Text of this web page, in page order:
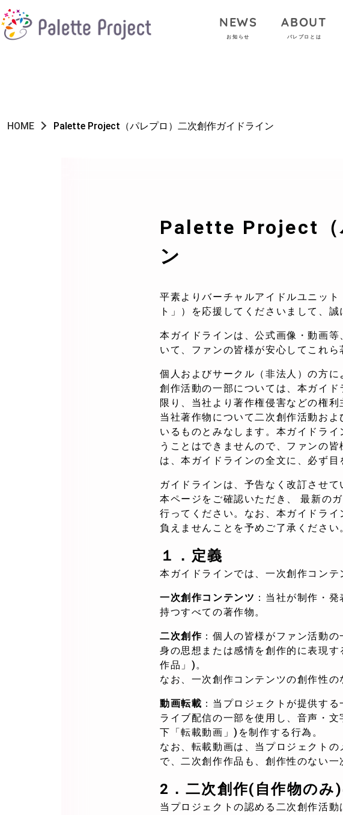
NEWS
お知らせ
ABOUT
パレプロとは
HOME Palette Project（パレプロ）二次創作ガイドライン
Palette Project（
ン
平素よりバーチャルアイドルユニッ
ト」）を応援してくださいまして、誠
本ガイドラインは、公式画像・動画
いて、ファンの皆様が安心してこれ
個人およびサークル（非法人）の方
創作活動の一部については、本ガイ
限り、当社より著作権侵害などの権利
当社著作物について二次創作活動お
いるものとみなします。本ガイドラ
うことはできませんので、ファンの
は、本ガイドラインの全文に、必ず
ガイドラインは、予告なく改訂させ
本ページをご確認いただき、 最新の
行ってください。なお、本ガイドラ
負えませんことを予めご了承ください
１．定義
本ガイドラインでは、一次創作コン
一次創作コンテンツ ：当社が制作・
持つすべての著作物。
二次創作 ：個人の皆様がファン活動
身の思想または感情を創作的に表現
作品」)。
なお、一次創作コンテンツの創作性の
動画転載 ：当プロジェクトが提供す
ライブ配信の一部を使用し、音声・
下「転載動画」)を制作する行為。
なお、転載動画は、当プロジェクト
で、二次創作作品も、創作性のない
2． 二次創作(自作物のみ
当プロジェクトの認める二次創作活